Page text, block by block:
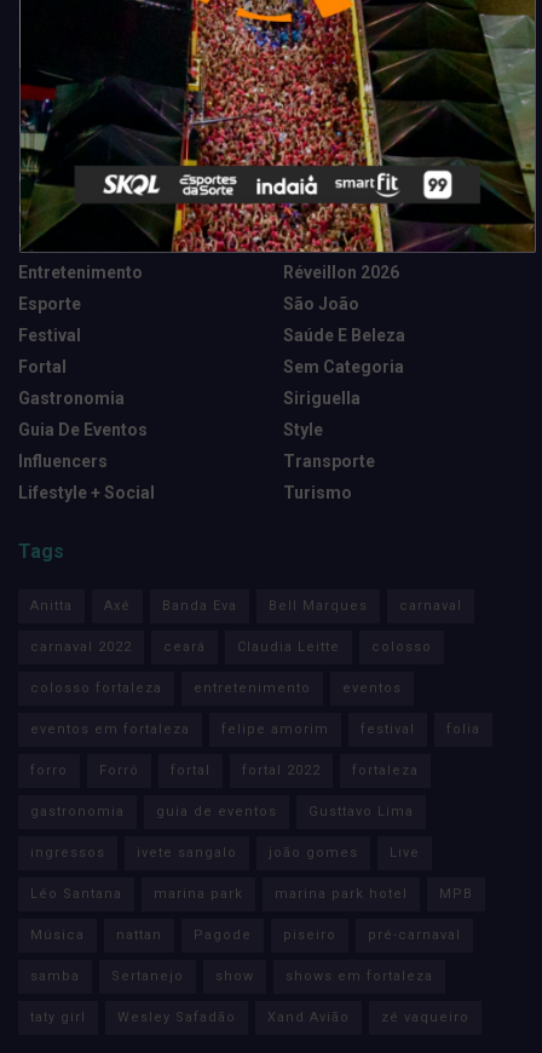
Categorias
Camarote Vip Junino
Cidade
Destaques
Entretenimento
Esporte
Festival
Fortal
Gastronomia
Guia De Eventos
Influencers
Lifestyle + Social
Marketing E Negócios
Música
News Tech
Réveillon 2026
São João
Saúde E Beleza
Sem Categoria
Siriguella
Style
Transporte
Turismo
Tags
Anitta Axé Banda Eva Bell Marques carnaval
carnaval 2022 ceará Claudia Leitte colosso
colosso fortaleza entretenimento eventos
eventos em fortaleza felipe amorim festival folia
forro Forró fortal fortal 2022 fortaleza
gastronomia guia de eventos Gusttavo Lima
ingressos ivete sangalo joão gomes Live
Léo Santana marina park marina park hotel MPB
Música nattan Pagode piseiro pré-carnaval
samba Sertanejo show shows em fortaleza
taty girl Wesley Safadão Xand Avião zé vaqueiro